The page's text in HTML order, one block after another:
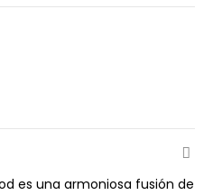
es una armoniosa fusión de